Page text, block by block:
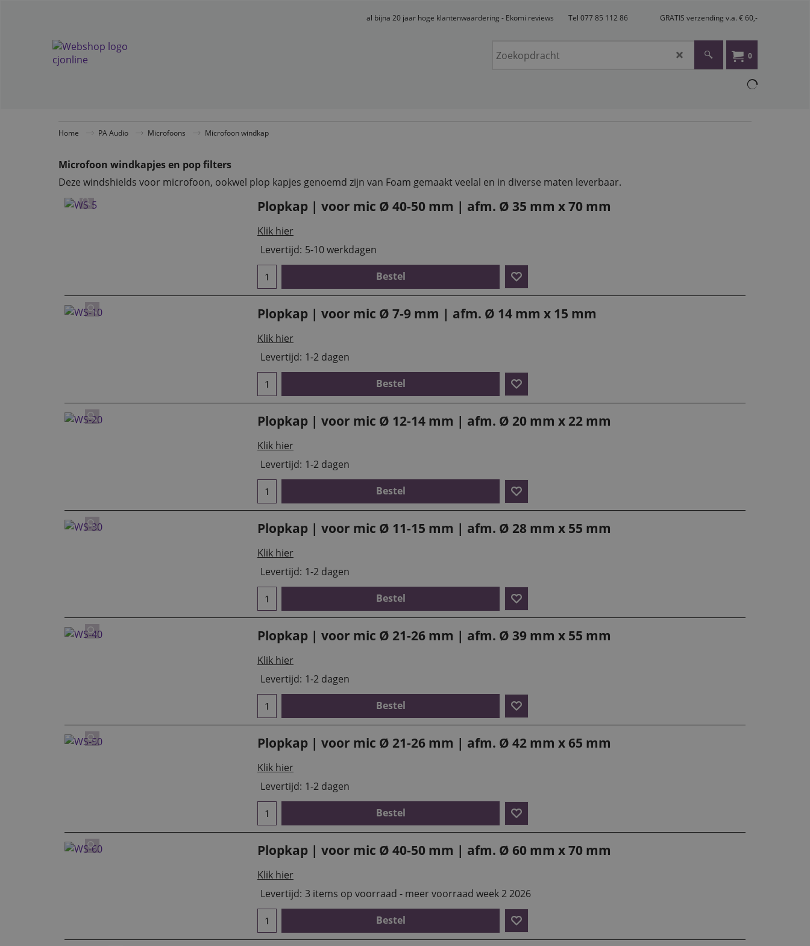
al bijna 20 jaar hoge klantenwaardering - Ekomi reviews Tel 077 85 112 86 GRATIS verzending v.a. € 60,-
0
Home PA Audio Microfoons Microfoon windkap
Microfoon windkapjes en pop filters
Deze windshields voor microfoon, ookwel plop kapjes genoemd zijn van Foam gemaakt veelal en in diverse maten leverbaar.
Plopkap | voor mic Ø 40-50 mm | afm. Ø 35 mm x 70 mm
Klik hier
Levertijd: 5-10 werkdagen
Bestel
Plopkap | voor mic Ø 7-9 mm | afm. Ø 14 mm x 15 mm
Klik hier
Levertijd: 1-2 dagen
Bestel
Plopkap | voor mic Ø 12-14 mm | afm. Ø 20 mm x 22 mm
Klik hier
Levertijd: 1-2 dagen
Bestel
Plopkap | voor mic Ø 11-15 mm | afm. Ø 28 mm x 55 mm
Klik hier
Levertijd: 1-2 dagen
Bestel
Plopkap | voor mic Ø 21-26 mm | afm. Ø 39 mm x 55 mm
Klik hier
Levertijd: 1-2 dagen
Bestel
Plopkap | voor mic Ø 21-26 mm | afm. Ø 42 mm x 65 mm
Klik hier
Levertijd: 1-2 dagen
Bestel
Plopkap | voor mic Ø 40-50 mm | afm. Ø 60 mm x 70 mm
Klik hier
Levertijd: 3 items op voorraad - meer voorraad week 2 2026
Bestel